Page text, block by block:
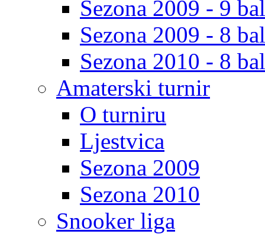
Sezona 2009 - 9
Sezona 2009 - 8
Sezona 2010 - 8
Amaterski turnir
O turniru
Ljestvica
Sezona 2009
Sezona 2010
Snooker liga